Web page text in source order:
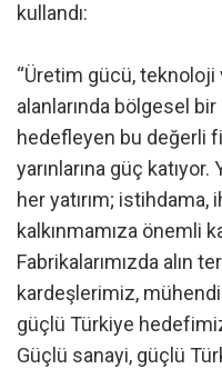
kullandı:
“Üretim gücü,
alanlarında bölgesel
hedefleyen bu değerli
yarınlarına güç
her yatırım;
kalkınmamıza önemli
Fabrikalarımızda alın
kardeşlerimiz,
güçlü Türkiye
Güçlü sanayi, güçlü